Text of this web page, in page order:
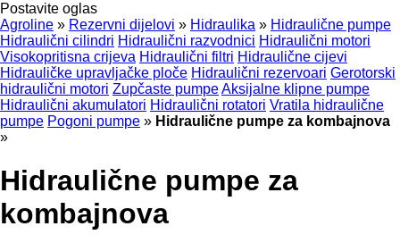
Postavite oglas
Agroline » Rezervni dijelovi » Hidraulika » Hidraulične pumpe
Hidraulični cilindri Hidraulični razvodnici Hidraulični motori
Visokopritisna crijeva Hidraulični filtri Hidraulične cijevi
Hidrauličke upravljačke ploče Hidraulični rezervoari Gerotorski
hidraulični motori Zupčaste pumpeAksijalne klipne pumpe
Hidraulični akumulatori Hidraulični rotatori Vratila hidraulične
pumpe Pogoni pumpe » Hidraulične pumpe za kombajnova
»
Hidraulične pumpe za
kombajnova